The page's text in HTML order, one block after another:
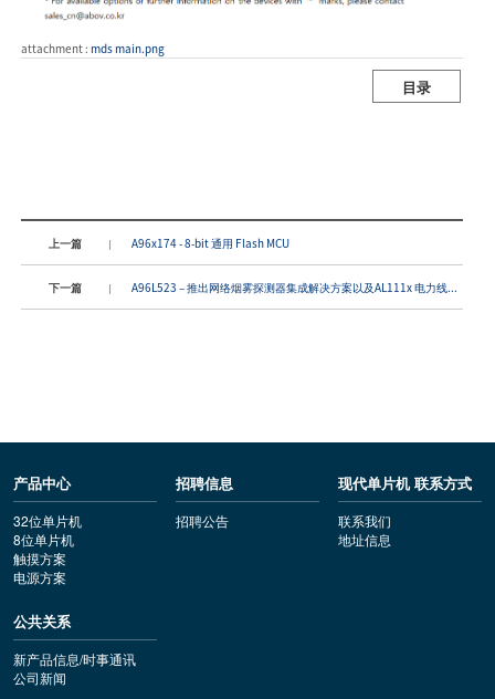
attachment : mds main.png
目录
上一篇 A96x174 - 8-bit 通用 Flash MCU
下一篇 A96L523 – 推出网络烟雾探测器集成解决方案以及AL111x 电力线...
产品中心
32位单片机
8位单片机
触摸方案
电源方案
招聘信息
招聘公告
现代单片机 联系方式
联系我们
地址信息
公共关系
新产品信息/时事通讯
公司新闻